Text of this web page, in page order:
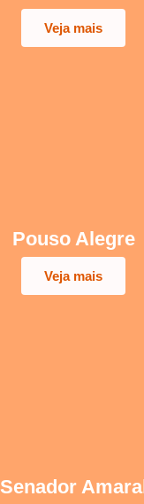
Veja mais
Pouso Alegre
Veja mais
Senador Amaral